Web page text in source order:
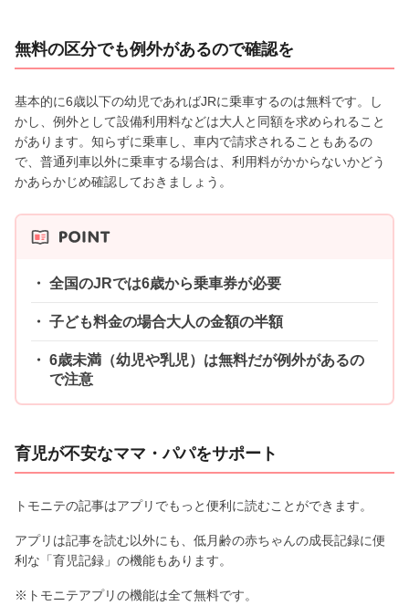
無料の区分でも例外があるので確認を
基本的に6歳以下の幼児であればJRに乗車するのは無料です。し
かし、例外として設備利用料などは大人と同額を求められること
があります。知らずに乗車し、車内で請求されることもあるの
で、普通列車以外に乗車する場合は、利用料がかからないかどう
かあらかじめ確認しておきましょう。
全国のJRでは6歳から乗車券が必要
子ども料金の場合大人の金額の半額
6歳未満（幼児や乳児）は無料だが例外があるの
で注意
育児が不安なママ・パパをサポート
トモニテの記事はアプリでもっと便利に読むことができます。
アプリは記事を読む以外にも、低月齢の赤ちゃんの成長記録に便
利な「育児記録」の機能もあります。
※トモニテアプリの機能は全て無料です。